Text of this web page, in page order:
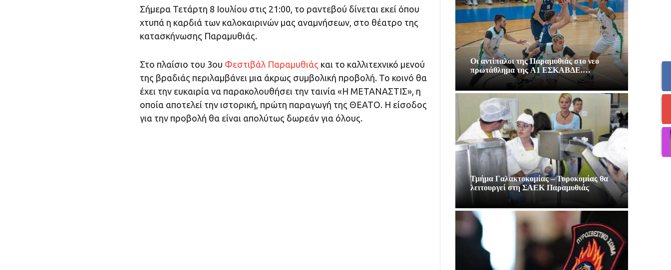
Σήμερα Τετάρτη 8 Ιουλίου στις 21:00, το ραντεβού δίνεται εκεί όπου
χτυπά η καρδιά των καλοκαιρινών μας αναμνήσεων, στο θέατρο της
κατασκήνωσης Παραμυθιάς.
Στο πλαίσιο του 3ου Φεστιβάλ Παραμυθιάς και το καλλιτεχνικό μενού
της βραδιάς περιλαμβάνει μια άκρως συμβολική προβολή. Το κοινό θα
έχει την ευκαιρία να παρακολουθήσει την ταινία «Η ΜΕΤΑΝΑΣΤΙΣ», η
οποία αποτελεί την ιστορική, πρώτη παραγωγή της ΘΕΑΤΟ. Η είσοδος
για την προβολή θα είναι απολύτως δωρεάν για όλους.
Οι αντίπαλοι της Παραμυθιάς στο νεο
πρωτάθλημα της A1 ΕΣΚΑΒΔΕ.…
Τμήμα Γαλακτοκομίας – Τυροκομίας θα
λειτουργεί στη ΣΑΕΚ Παραμυθιάς